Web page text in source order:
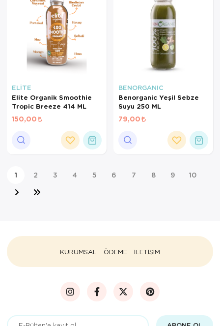
ELİTE
Elite Organik Smoothie
Tropic Breeze 414 ML
150,00
BENORGANIC
Benorganic Yeşil Sebze
Suyu 250 ML
79,00
1 2 3 4 5 6 7 8 9 10
KURUMSAL ÖDEME İLETİŞİM